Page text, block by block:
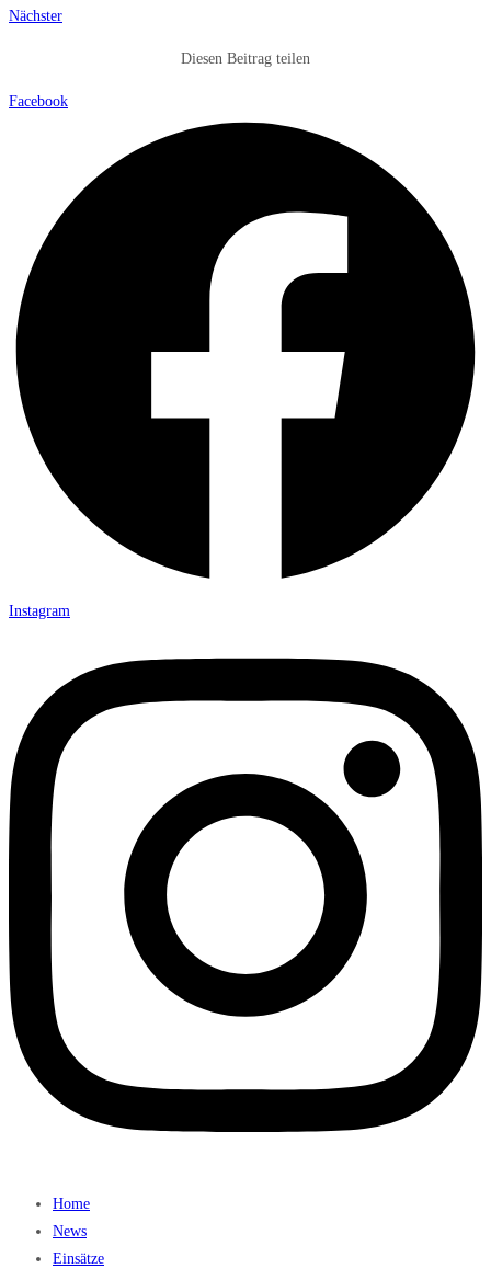
Nächster
Diesen Beitrag teilen
Facebook
Instagram
Home
News
Einsätze